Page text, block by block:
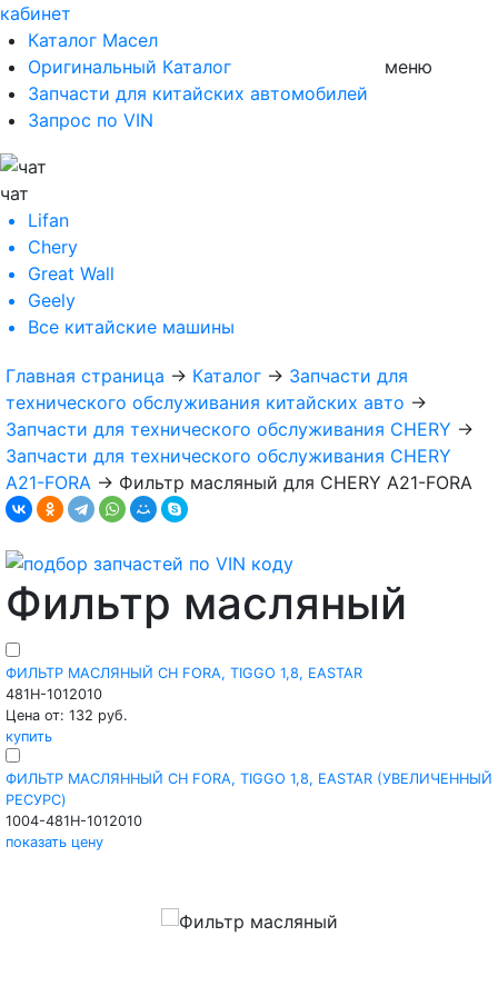
кабинет
Каталог Масел
Оригинальный Каталог
Запчасти для китайских автомобилей
Запрос по VIN
меню
чат
Lifan
Chery
Great Wall
Geely
Все китайские машины
Главная страница → Каталог → Запчасти для
технического обслуживания китайских авто →
Запчасти для технического обслуживания CHERY →
Запчасти для технического обслуживания CHERY
A21-FORA → Фильтр масляный для CHERY A21-FORA
Фильтр масляный
ФИЛЬТР МАСЛЯНЫЙ CH FORA, TIGGO 1,8, EASTAR
481H-1012010
Цена от: 132 руб.
купить
ФИЛЬТР МАСЛЯННЫЙ CH FORA, TIGGO 1,8, EASTAR (УВЕЛИЧЕННЫЙ
РЕСУРС)
1004-481H-1012010
показать цену